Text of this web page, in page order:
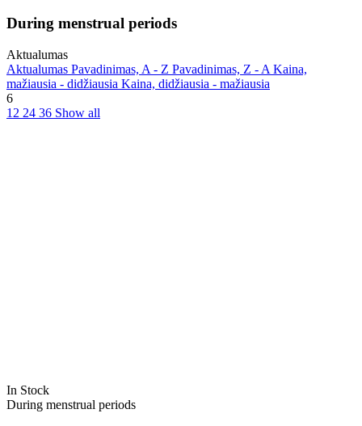
During menstrual periods
Aktualumas
Aktualumas Pavadinimas, A - Z Pavadinimas, Z - A Kaina,
mažiausia - didžiausia Kaina, didžiausia - mažiausia
6
12 24 36 Show all
In Stock
During menstrual periods